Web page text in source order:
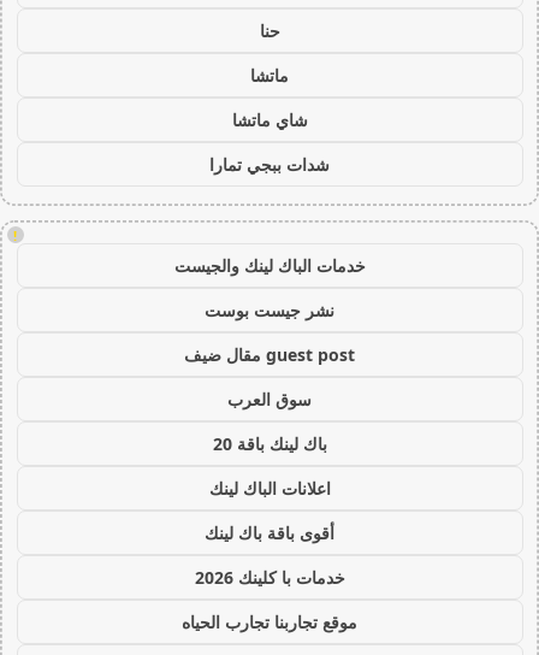
حنا
ماتشا
شاي ماتشا
شدات ببجي تمارا
!
خدمات الباك لينك والجيست
نشر جيست بوست
guest post مقال ضيف
سوق العرب
باك لينك باقة 20
اعلانات الباك لينك
أقوى باقة باك لينك
خدمات با كلينك 2026
موقع تجاربنا تجارب الحياه